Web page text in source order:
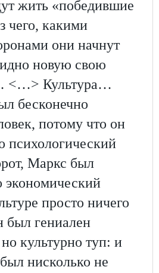
жить «победившие
чего, какими
они начнут
новую свою
<…> Культура…
бесконечно
потому что он
психологический
Маркс был
экономический
просто ничего
был гениален
культурно туп: и
нисколько не